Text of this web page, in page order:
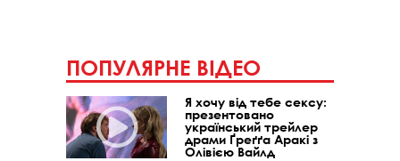
ПОПУЛЯРНЕ ВІДЕО
Я хочу від тебе сексу:
презентовано
український трейлер
драми Ґреґґа Аракі з
Олівією Вайлд